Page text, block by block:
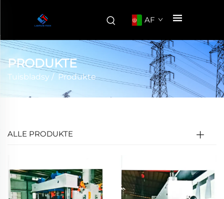
AF
PRODUKTE
Tuisbladsy / Produkte
ALLE PRODUKTE